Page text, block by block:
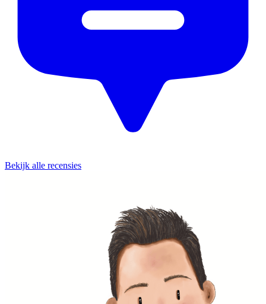
Bekijk alle recensies